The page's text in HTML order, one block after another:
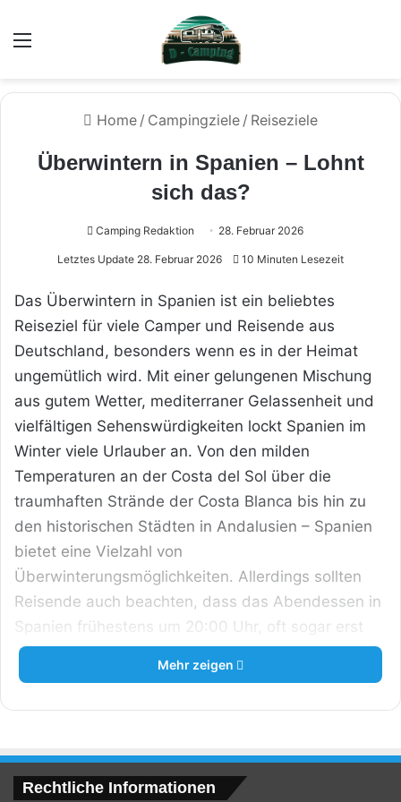
Home / Campingziele / Reiseziele
Überwintern in Spanien – Lohnt
sich das?
Camping Redaktion 28. Februar 2026
Letztes Update 28. Februar 2026 10 Minuten Lesezeit
Das Überwintern in Spanien ist ein beliebtes
Reiseziel für viele Camper und Reisende aus
Deutschland, besonders wenn es in der Heimat
ungemütlich wird. Mit einer gelungenen Mischung
aus gutem Wetter, mediterraner Gelassenheit und
vielfältigen Sehenswürdigkeiten lockt Spanien im
Winter viele Urlauber an. Von den milden
Temperaturen an der Costa del Sol über die
traumhaften Strände der Costa Blanca bis hin zu
den historischen Städten in Andalusien – Spanien
bietet eine Vielzahl von
Überwinterungsmöglichkeiten. Allerdings sollten
Reisende auch beachten, dass das Abendessen in
Spanien frühestens um 20:00 Uhr, oft sogar erst
um 21:00 Uhr in den einheimischen Restaurants
beginnt.
Mehr zeigen
Rechtliche Informationen